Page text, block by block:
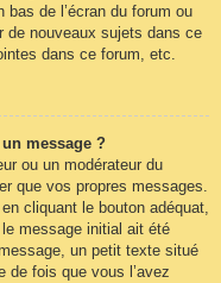
de l’écran du forum ou
de nouveaux sujets dans ce
dans ce forum, etc.
message ?
ou un modérateur du
que vos propres messages.
cliquant le bouton adéquat,
message initial ait été
un petit texte situé
de fois que vous l’avez